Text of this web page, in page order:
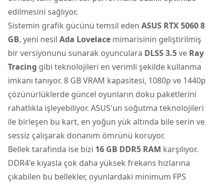
edilmesini sağlıyor.
Sistemin grafik gücünü temsil eden ASUS RTX 5060 8
GB, yeni nesil Ada Lovelace mimarisinin geliştirilmiş
bir versiyonunu sunarak oyunculara DLSS 3.5ve Ray
Tracing gibi teknolojileri en verimli şekilde kullanma
imkanı tanıyor. 8 GB VRAM kapasitesi, 1080p ve 1440p
çözünürlüklerde güncel oyunların doku paketlerini
rahatlıkla işleyebiliyor. ASUS'un soğutma teknolojileri
ile birleşen bu kart, en yoğun yük altında bile serin ve
sessiz çalışarak donanım ömrünü koruyor.
Bellek tarafında ise bizi 16 GB DDR5 RAM karşılıyor.
DDR4'e kıyasla çok daha yüksek frekans hızlarına
çıkabilen bu bellekler, oyunlardaki minimum FPS